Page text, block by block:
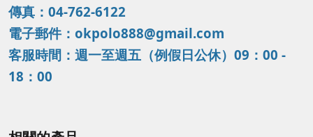
傳真：04-762-6122
電子郵件：okpolo888@gmail.com
客服時間：週一至週五（例假日公休）09：00 -
18：00